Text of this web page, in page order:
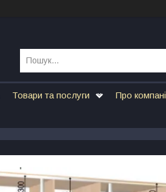
Товари та послуги Про